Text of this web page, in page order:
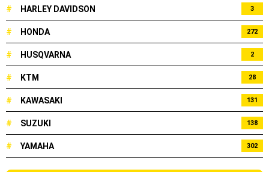
# HARLEY DAVIDSON 3
# HONDA 272
# HUSQVARNA 2
# KTM 28
# KAWASAKI 131
# SUZUKI 138
# YAMAHA 302